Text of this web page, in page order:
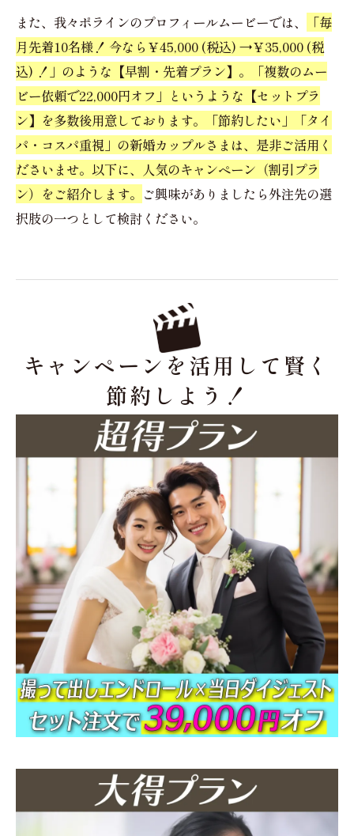
また、我々ポラインのプロフィールムービーでは、
「毎
月先着10名様！ 今なら￥45,000 (税込) →￥35,000 (税
込) ！」のような【早割・先着プラン】。「複数のムー
ビー依頼で22,000円オフ」というような【セットプラ
ン】を多数後用意しております。「節約したい」「タイ
パ・コスパ重視」の新婚カップルさまは、是非ご活用く
ださいませ。以下に、人気のキャンペーン（割引プラ
ン）をご紹介します。 ご興味がありましたら外注先の選
択肢の一つとして検討ください。
キャンペーンを活用して賢く
節約しよう！